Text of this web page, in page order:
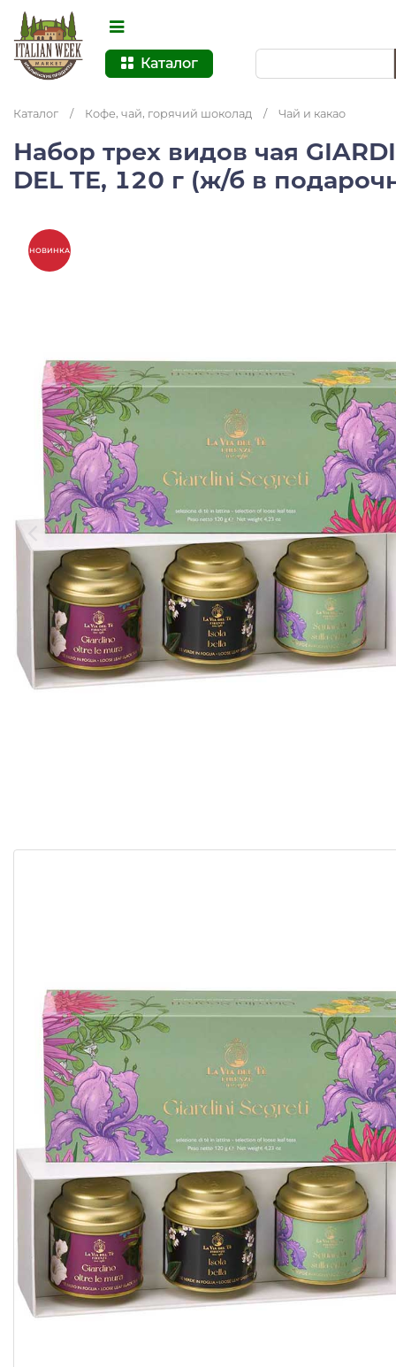
Каталог
Каталог / Кофе, чай, горячий шоколад / Чай и какао
Набор трех видов чая
DEL TE, 120 г (ж/б в
НОВИНКА